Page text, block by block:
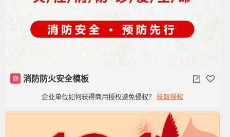
商 消防防火安全模板
企业单位如何获得商用授权避免侵权？ 获取授权